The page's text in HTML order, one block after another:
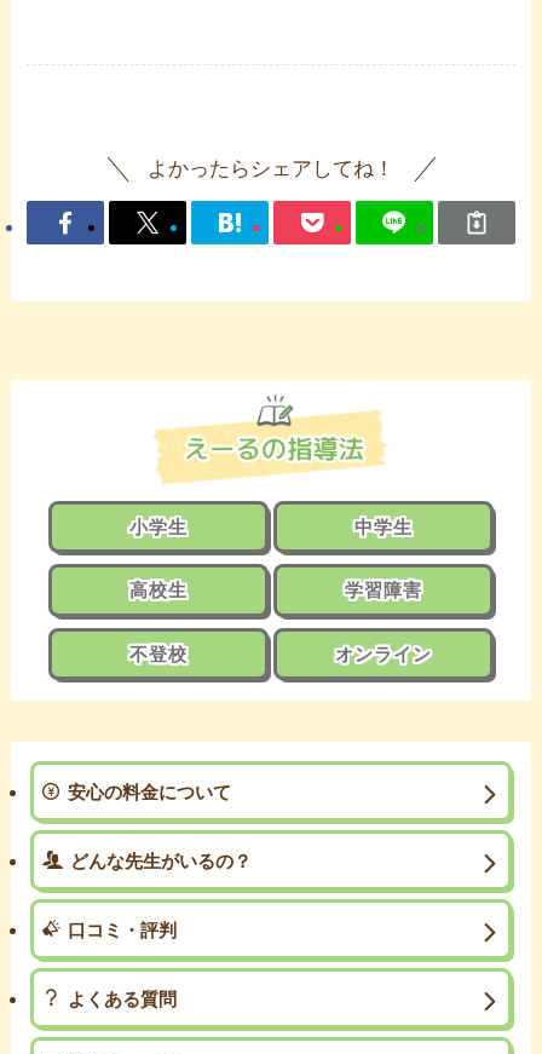
よかったらシェアしてね！
小学生 中学生
高校生 学習障害
不登校 オンライン
安心の料金について
どんな先生がいるの？
口コミ・評判
よくある質問